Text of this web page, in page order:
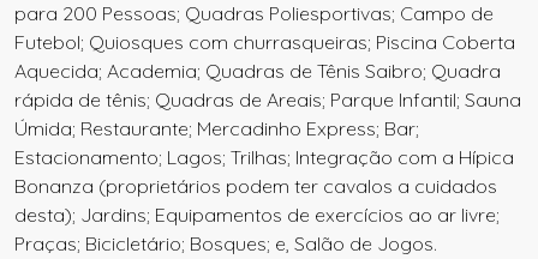
para 200 Pessoas; Quadras Poliesportivas; Campo de
Futebol; Quiosques com churrasqueiras; Piscina Coberta
Aquecida; Academia; Quadras de Tênis Saibro; Quadra
rápida de tênis; Quadras de Areais; Parque Infantil; Sauna
Úmida; Restaurante; Mercadinho Express; Bar;
Estacionamento; Lagos; Trilhas; Integração com a Hípica
Bonanza (proprietários podem ter cavalos a cuidados
desta); Jardins; Equipamentos de exercícios ao ar livre;
Praças; Bicicletário; Bosques; e, Salão de Jogos.